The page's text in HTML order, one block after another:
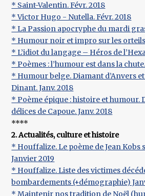
* Saint-Valentin. Févr. 2018
* Victor Hugo - Nutella. Févr. 2018
* La Passion apocryphe du mardi
* Humour noir et impro sur les
* L’idiot du langage – Héros de
* Poèmes : l’humour est dans la chute.
* Humour belge. Diamant d’Anvers
Dinant. Janv. 2018
* Poème épique : histoire et humour.
délices de Capoue. Janv. 2018
****
2. Actualités, culture et histoire
* Houffalize. Le poème de Jean Kobs
Janvier 2019
* Houffalize. Liste des victimes
bombardements (+démographie)
* Maintenir nos tradition de Noël